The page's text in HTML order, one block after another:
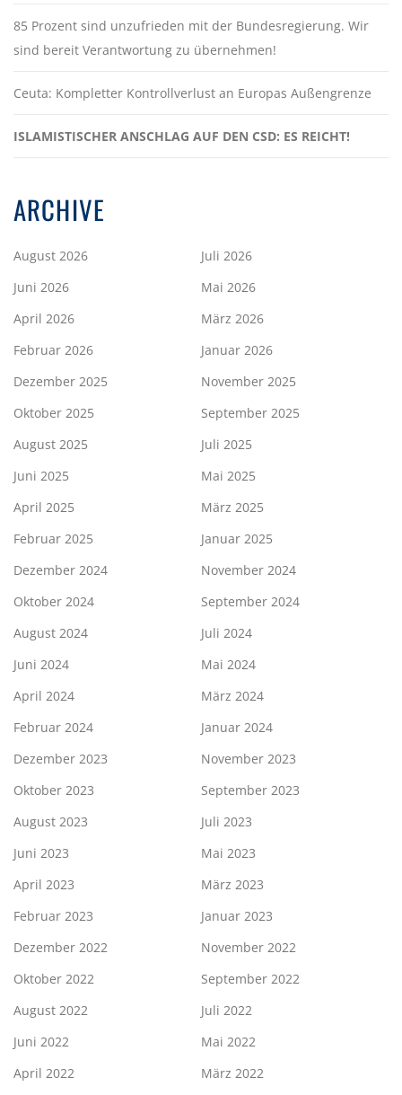
85 Prozent sind unzufrieden mit der Bundesregierung. Wir
sind bereit Verantwortung zu übernehmen!
Ceuta: Kompletter Kontrollverlust an Europas Außengrenze
ISLAMISTISCHER ANSCHLAG AUF DEN CSD: ES REICHT!
ARCHIVE
August 2026
Juli 2026
Juni 2026
Mai 2026
April 2026
März 2026
Februar 2026
Januar 2026
Dezember 2025
November 2025
Oktober 2025
September 2025
August 2025
Juli 2025
Juni 2025
Mai 2025
April 2025
März 2025
Februar 2025
Januar 2025
Dezember 2024
November 2024
Oktober 2024
September 2024
August 2024
Juli 2024
Juni 2024
Mai 2024
April 2024
März 2024
Februar 2024
Januar 2024
Dezember 2023
November 2023
Oktober 2023
September 2023
August 2023
Juli 2023
Juni 2023
Mai 2023
April 2023
März 2023
Februar 2023
Januar 2023
Dezember 2022
November 2022
Oktober 2022
September 2022
August 2022
Juli 2022
Juni 2022
Mai 2022
April 2022
März 2022